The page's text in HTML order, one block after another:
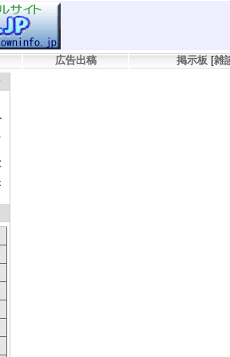
広告出稿 掲示板 [雑